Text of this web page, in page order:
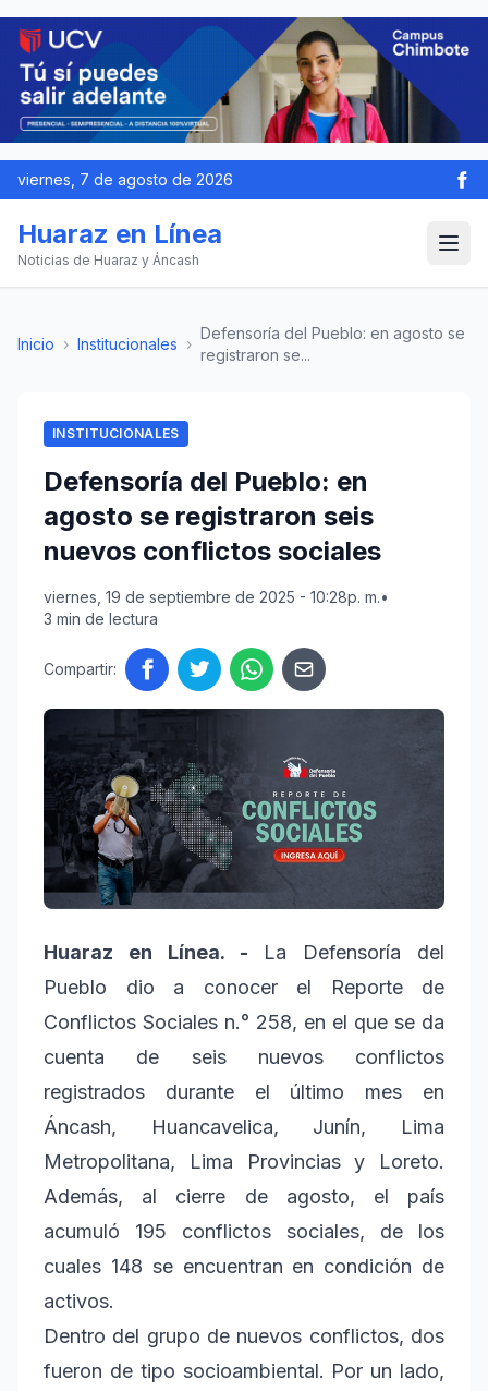
viernes, 7 de agosto de 2026
Huaraz en Línea
Noticias de Huaraz y Áncash
Inicio › Institucionales ›
Defensoría del Pueblo: en agosto se
registraron se...
INSTITUCIONALES
Defensoría del Pueblo: en
agosto se registraron seis
nuevos conflictos sociales
viernes, 19 de septiembre de 2025 - 10:28p. m.•
3 min de lectura
Compartir:
Huaraz en Línea. - La Defensoría del
Pueblo dio a conocer el Reporte de
Conflictos Sociales n.° 258, en el que se da
cuenta de seis nuevos conflictos
registrados durante el último mes en
Áncash, Huancavelica, Junín, Lima
Metropolitana, Lima Provincias y Loreto.
Además, al cierre de agosto, el país
acumuló 195 conflictos sociales, de los
cuales 148 se encuentran en condición de
activos.
Dentro del grupo de nuevos conflictos, dos
fueron de tipo socioambiental. Por un lado,